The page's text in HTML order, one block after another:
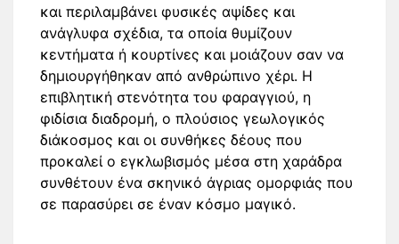
και περιλαμβάνει φυσικές αψίδες και
ανάγλυφα σχέδια, τα οποία θυμίζουν
κεντήματα ή κουρτίνες και μοιάζουν σαν να
δημιουργήθηκαν από ανθρώπινο χέρι. Η
επιβλητική στενότητα του φαραγγιού, η
φιδίσια διαδρομή, ο πλούσιος γεωλογικός
διάκοσμος και οι συνθήκες δέους που
προκαλεί ο εγκλωβισμός μέσα στη χαράδρα
συνθέτουν ένα σκηνικό άγριας ομορφιάς που
σε παρασύρει σε έναν κόσμο μαγικό.